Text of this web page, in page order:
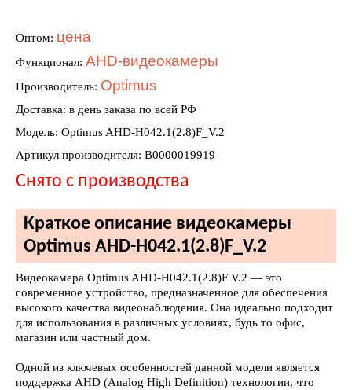
Оптом: цена
Функционал: AHD-видеокамеры
Производитель: Optimus
Доставка: в день заказа по всей РФ
Модель: Optimus AHD-H042.1(2.8)F_V.2
Артикул производителя: В0000019919
Снято с производства
Краткое описание видеокамеры
Optimus AHD-H042.1(2.8)F_V.2
Видеокамера Optimus AHD-H042.1(2.8)F V.2 — это
современное устройство, предназначенное для обеспечения
высокого качества видеонаблюдения. Она идеально подходит
для использования в различных условиях, будь то офис,
магазин или частный дом.
Одной из ключевых особенностей данной модели является
поддержка AHD (Analog High Definition) технологии, что